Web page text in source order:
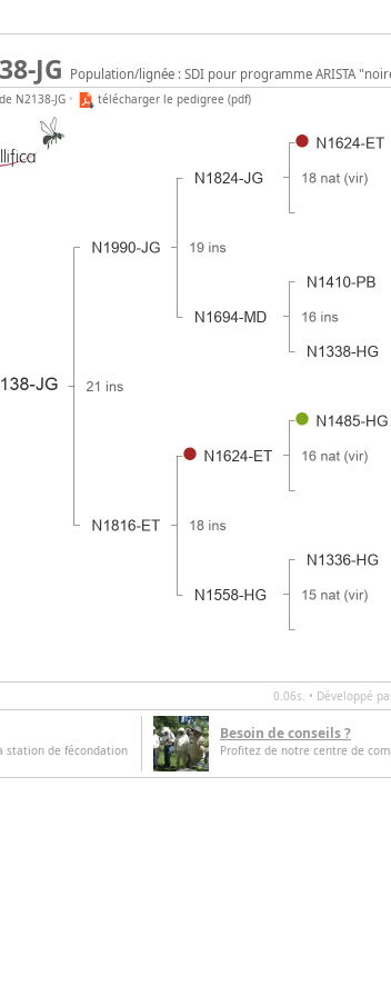
JG Population/lignée : SDI pour programme ARISTA
N2138-JG • télécharger le pedigree (pdf)
0.06s. • Développé
station de fécondation
Besoin de conseils ?
Profitez de notre centre de